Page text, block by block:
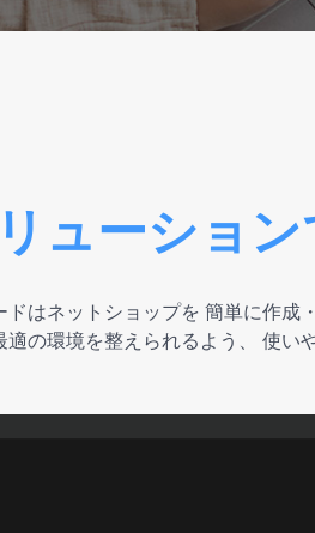
ューショ
ドはネットショップを 簡単に作成
の環境を整えられるよう、
使い